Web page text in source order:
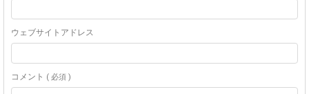
ウェブサイトアドレス
コメント ( 必須 )